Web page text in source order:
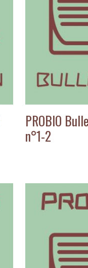
PROBIO
n°1-2